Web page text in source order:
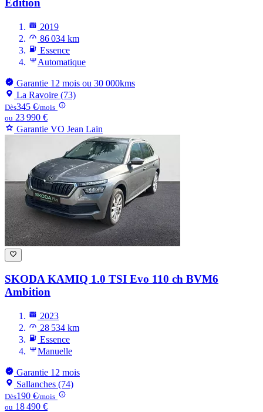
Edition
2019
86 034 km
Essence
Automatique
Garantie 12 mois ou 30 000kms
La Ravoire (73)
Dès345 €/mois
ou 23 990 €
Garantie VO Jean Lain
SKODA KAMIQ 1.0 TSI Evo 110 ch BVM6
Ambition
2023
28 534 km
Essence
Manuelle
Garantie 12 mois
Sallanches (74)
Dès190 €/mois
ou 18 490 €